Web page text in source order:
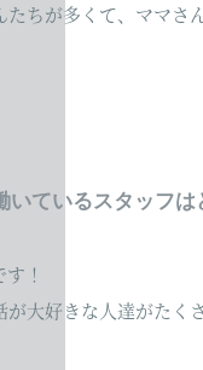
ちが多くて、ママさ
ているスタッフは
！
大好きな人達がたく